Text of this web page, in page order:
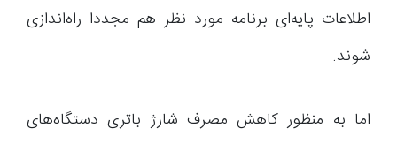
اطلاعات پایه‌ای برنامه مورد نظر هم مجددا راه‌اندازی
شوند.
اما به منظور کاهش مصرف شارژ باتری دستگاه‌های